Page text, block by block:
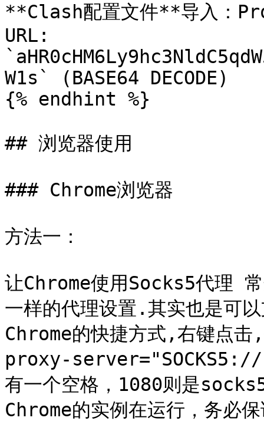
**Clash配置文件**导入
URL:
W1s` (BASE64 DECODE)
{% endhint %}
## 浏览器使用
### Chrome浏览器
方法一：
让Chrome使用Socks5代理
一样的代理设置.其实也是可
Chrome的快捷方式,右键点
proxy-
有一个空格，1080则是
Chrome的实例在运行，务必